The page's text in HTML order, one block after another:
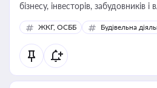
бізнесу, інвесторів, забудовників і
ЖКГ, ОСББ Будівельна